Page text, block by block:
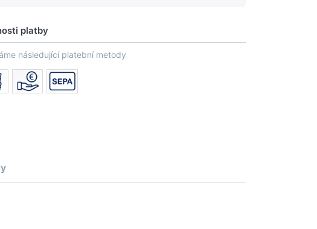
platby
následující platební metody